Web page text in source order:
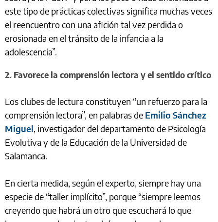
este tipo de prácticas colectivas significa muchas veces
el reencuentro con una afición tal vez perdida o
erosionada en el tránsito de la infancia a la
adolescencia”.
2. Favorece la comprensión lectora y el sentido crítico
Los clubes de lectura constituyen “un refuerzo para la
comprensión lectora”, en palabras de Emilio Sánchez
Miguel, investigador del departamento de Psicología
Evolutiva y de la Educación de la Universidad de
Salamanca.
En cierta medida, según el experto, siempre hay una
especie de “taller implícito”, porque “siempre leemos
creyendo que habrá un otro que escuchará lo que